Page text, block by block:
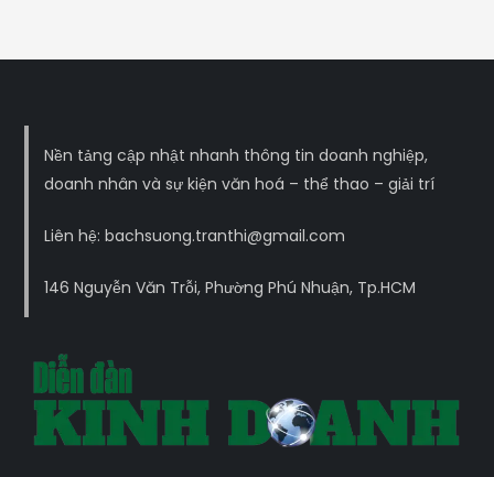
Nền tảng cập nhật nhanh thông tin doanh nghiệp,
doanh nhân và sự kiện văn hoá – thể thao – giải trí
Liên hệ: bachsuong.tranthi@gmail.com
146 Nguyễn Văn Trỗi, Phường Phú Nhuận, Tp.HCM